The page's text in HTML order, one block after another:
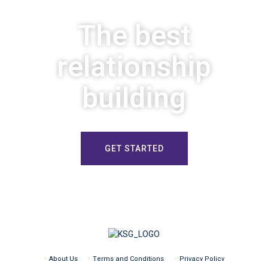
The best
relationship
building
GET STARTED
About Us Terms and Conditions Privacy Policy